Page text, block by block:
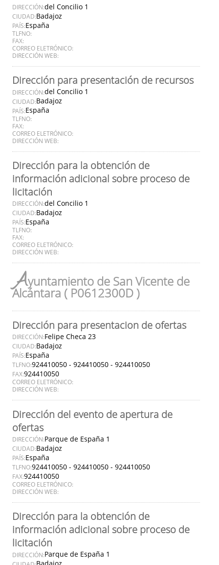
DIRECCIÓN:del Concilio 1
CIUDAD:Badajoz
PAÍS:España
TLFNO:
FAX:
CORREO ELETRÓNICO:
DIRECCIÓN WEB:
Dirección para presentación de recursos
DIRECCIÓN:del Concilio 1
CIUDAD:Badajoz
PAÍS:España
TLFNO:
FAX:
CORREO ELETRÓNICO:
DIRECCIÓN WEB:
Dirección para la obtención de
información adicional sobre proceso de
licitación
DIRECCIÓN:del Concilio 1
CIUDAD:Badajoz
PAÍS:España
TLFNO:
FAX:
CORREO ELETRÓNICO:
DIRECCIÓN WEB:
Ayuntamiento de San Vicente de
Alcántara ( P0612300D )
Dirección para presentacion de ofertas
DIRECCIÓN:Felipe Checa 23
CIUDAD:Badajoz
PAÍS:España
TLFNO:924410050 - 924410050 - 924410050
FAX:924410050
CORREO ELETRÓNICO:
DIRECCIÓN WEB:
Dirección del evento de apertura de
ofertas
DIRECCIÓN:Parque de España 1
CIUDAD:Badajoz
PAÍS:España
TLFNO:924410050 - 924410050 - 924410050
FAX:924410050
CORREO ELETRÓNICO:
DIRECCIÓN WEB:
Dirección para la obtención de
información adicional sobre proceso de
licitación
DIRECCIÓN:Parque de España 1